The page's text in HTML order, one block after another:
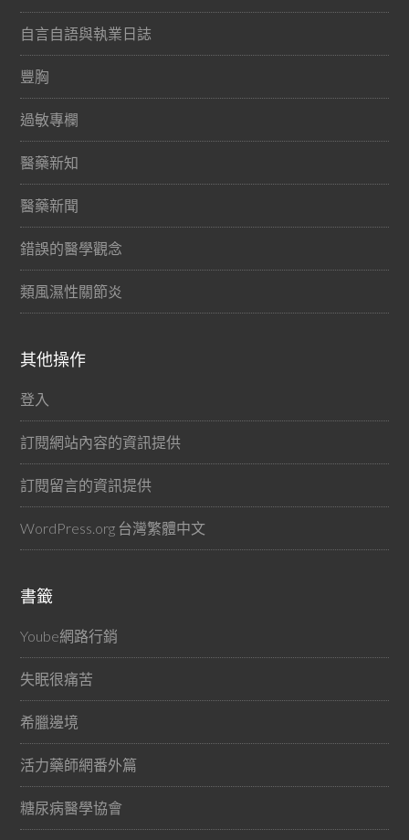
自言自語與執業日誌
豐胸
過敏專欄
醫藥新知
醫藥新聞
錯誤的醫學觀念
類風濕性關節炎
其他操作
登入
訂閱網站內容的資訊提供
訂閱留言的資訊提供
WordPress.org 台灣繁體中文
書籤
Yoube網路行銷
失眠很痛苦
希臘邊境
活力藥師網番外篇
糖尿病醫學協會